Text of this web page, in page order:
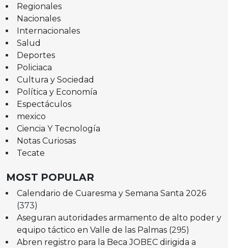
Regionales
Nacionales
Internacionales
Salud
Deportes
Policiaca
Cultura y Sociedad
Política y Economía
Espectáculos
mexico
Ciencia Y Tecnología
Notas Curiosas
Tecate
MOST POPULAR
Calendario de Cuaresma y Semana Santa 2026
(373)
Aseguran autoridades armamento de alto poder y
equipo táctico en Valle de las Palmas (295)
Abren registro para la Beca JOBEC dirigida a